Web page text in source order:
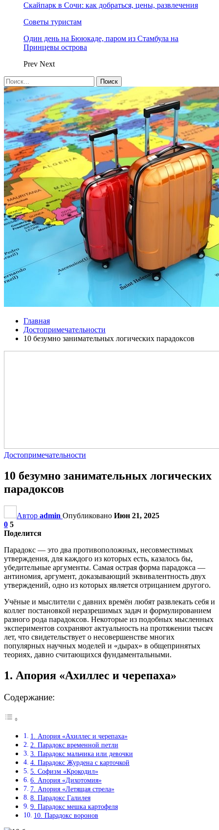
Скайпарк в Сочи: как добраться, цены, развлечения
Советы туристам
Один день на Бююкаде, паром из Стамбула на
Принцевы острова
Prev Next
Главная
Достопримечательности
10 безумно занимательных логических парадоксов
Достопримечательности
10 безумно занимательных логических
парадоксов
Автор admin Опубликовано Июн 21, 2025
0 5
Поделится
Парадокс — это два противоположных, несовместимых
утверждения, для каждого из которых есть, казалось бы,
убедительные аргументы. Самая острая форма парадокса —
антиномия, аргумент, доказывающий эквивалентность двух
утверждений, одно из которых является отрицанием другого.
Учёные и мыслители с давних времён любят развлекать себя и
коллег постановкой неразрешимых задач и формулированием
разного рода парадоксов. Некоторые из подобных мысленных
экспериментов сохраняют актуальность на протяжении тысяч
лет, что свидетельствует о несовершенстве многих
популярных научных моделей и «дырах» в общепринятых
теориях, давно считающихся фундаментальными.
1. Апория «Ахиллес и черепаха»
Содержание:
1. Апория «Ахиллес и черепаха»
2. Парадокс временной петли
3. Парадокс мальчика или девочки
4. Парадокс Журдена с карточкой
5. Софизм «Крокодил»
6. Апория «Дихотомия»
7. Апория «Летящая стрела»
8. Парадокс Галилея
9. Парадокс мешка картофеля
10. Парадокс воронов